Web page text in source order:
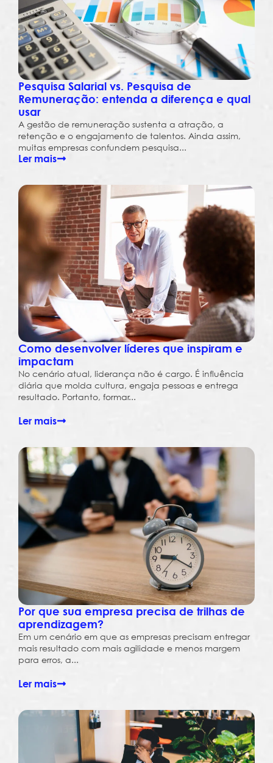
Pesquisa Salarial vs. Pesquisa de
Remuneração: entenda a diferença e qual
usar
A gestão de remuneração sustenta a atração, a
retenção e o engajamento de talentos. Ainda assim,
muitas empresas confundem pesquisa...
Ler mais
Como desenvolver líderes que inspiram e
impactam
No cenário atual, liderança não é cargo. É influência
diária que molda cultura, engaja pessoas e entrega
resultado. Portanto, formar...
Ler mais
Por que sua empresa precisa de trilhas de
aprendizagem?
Em um cenário em que as empresas precisam entregar
mais resultado com mais agilidade e menos margem
para erros, a...
Ler mais